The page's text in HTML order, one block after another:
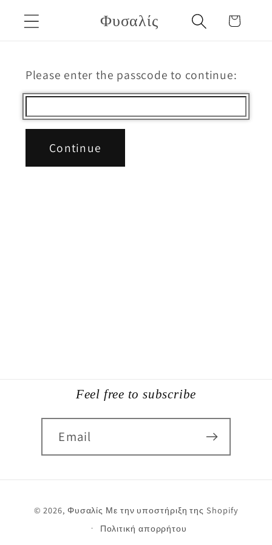
μετάβαση
στο
Φυσαλίς Καλάθι
Please enter the passcode to continue:
Continue
Feel free to subscribe
Email
πληρωμής
© 2026, Φυσαλίς Με την υποστήριξη της Shopify
Πολιτική απορρήτου